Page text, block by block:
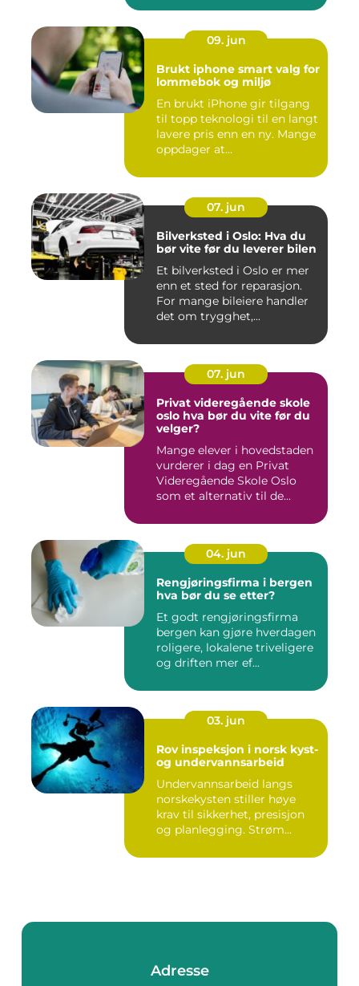
09. jun
Brukt iphone smart valg for
lommebok og miljø
En brukt iPhone gir tilgang
til topp teknologi til en langt
lavere pris enn en ny. Mange
oppdager at...
07. jun
Bilverksted i Oslo: Hva du
bør vite før du leverer bilen
Et bilverksted i Oslo er mer
enn et sted for reparasjon.
For mange bileiere handler
det om trygghet,...
07. jun
Privat videregående skole
oslo hva bør du vite før du
velger?
Mange elever i hovedstaden
vurderer i dag en Privat
Videregående Skole Oslo
som et alternativ til de...
04. jun
Rengjøringsfirma i bergen
hva bør du se etter?
Et godt rengjøringsfirma
bergen kan gjøre hverdagen
roligere, lokalene triveligere
og driften mer ef...
03. jun
Rov inspeksjon i norsk kyst-
og undervannsarbeid
Undervannsarbeid langs
norskekysten stiller høye
krav til sikkerhet, presisjon
og planlegging. Strøm...
Adresse